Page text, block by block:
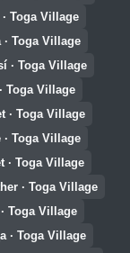
· Toga Village
· Toga Village
· Toga Village
Toga Village
· Toga Village
· Toga Village
· Toga Village
· Toga Village
Toga Village
· Toga Village